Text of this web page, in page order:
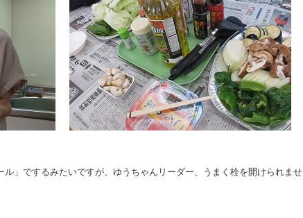
」でするみたいですが、ゆうちゃんリーダー、うまく栓を開けられませ